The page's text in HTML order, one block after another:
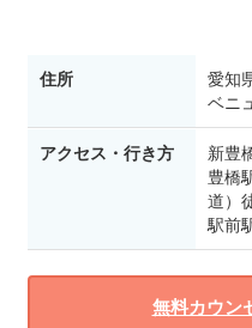
住所
愛知
ベニ
アクセス・行き方
新豊
豊橋
道）
駅前
無料カウン